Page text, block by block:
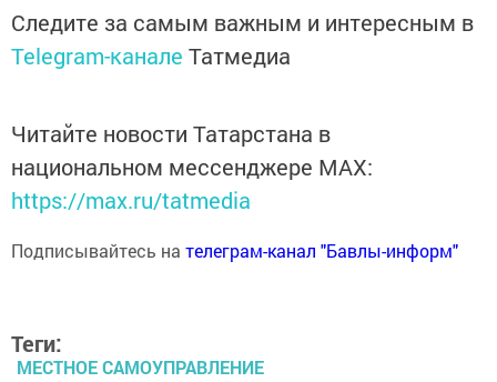
Следите за самым важным и интересным в
Telegram-канале Татмедиа
Читайте новости Татарстана в
национальном мессенджере MАХ:
https://max.ru/tatmedia
Подписывайтесь на телеграм-канал "Бавлы-информ"
Теги:
МЕСТНОЕ САМОУПРАВЛЕНИЕ